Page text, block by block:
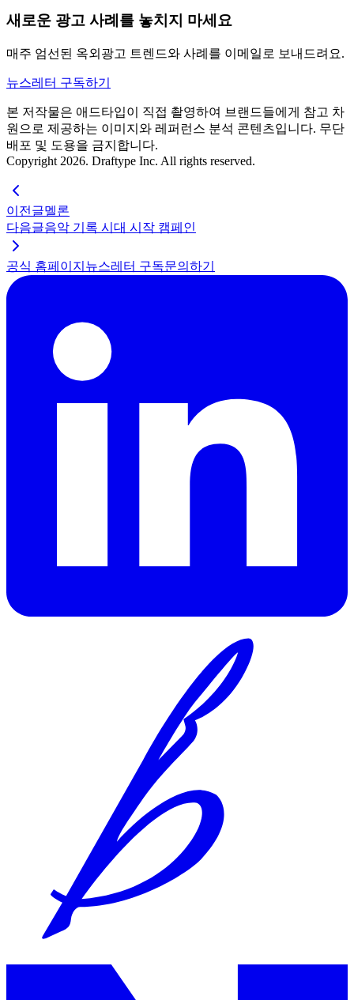
새로운 광고 사례를 놓치지 마세요
매주 엄선된 옥외광고 트렌드와 사례를 이메일로 보내드려요.
뉴스레터 구독하기
본 저작물은 애드타입이 직접 촬영하여 브랜드들에게 참고 차
원으로 제공하는 이미지와 레퍼런스 분석 콘텐츠입니다. 무단
배포 및 도용을 금지합니다.
Copyright 2026. Draftype Inc. All rights reserved.
이전글멜론
다음글음악 기록 시대 시작 캠페인
공식 홈페이지 뉴스레터 구독문의하기